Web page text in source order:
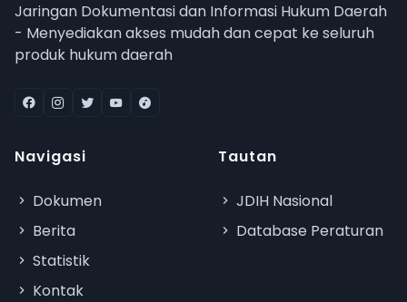
Jaringan Dokumentasi dan Informasi Hukum Daerah
- Menyediakan akses mudah dan cepat ke seluruh
produk hukum daerah
Navigasi
Dokumen
Berita
Statistik
Kontak
Tautan
JDIH Nasional
Database Peraturan